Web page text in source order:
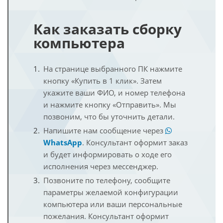
Как заказать сборку
компьютера
На странице выбранного ПК нажмите
кнопку «Купить в 1 клик». Затем
укажите ваши ФИО, и номер телефона
и нажмите кнопку «Отправить». Мы
позвоним, что бы уточнить детали.
Напишите нам сообщение через
WhatsApp. Консультант оформит заказ
и будет информировать о ходе его
исполнения через мессенджер.
Позвоните по телефону, сообщите
параметры желаемой конфигурации
компьютера или ваши персональные
пожелания. Консультант оформит